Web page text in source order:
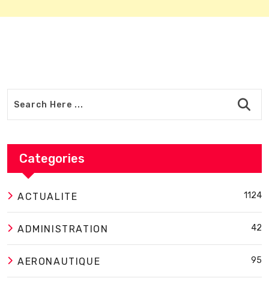
Categories
ACTUALITE 1124
ADMINISTRATION 42
AERONAUTIQUE 95